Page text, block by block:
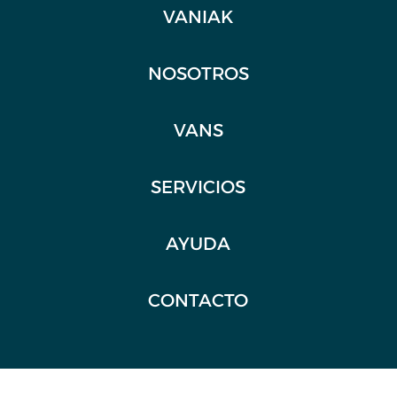
VANIAK
NOSOTROS
VANS
SERVICIOS
AYUDA
CONTACTO